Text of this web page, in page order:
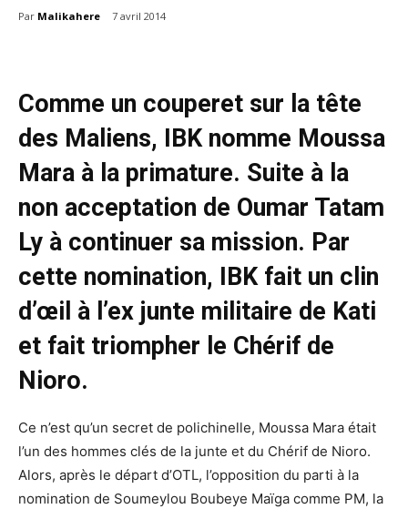
Par Malikahere 7 avril 2014
Comme un couperet sur la tête
des Maliens, IBK nomme Moussa
Mara à la primature. Suite à la
non acceptation de Oumar Tatam
Ly à continuer sa mission. Par
cette nomination, IBK fait un clin
d’œil à l’ex junte militaire de Kati
et fait triompher le Chérif de
Nioro.
Ce n’est qu’un secret de polichinelle, Moussa Mara était
l’un des hommes clés de la junte et du Chérif de Nioro.
Alors, après le départ d’OTL, l’opposition du parti à la
nomination de Soumeylou Boubeye Maïga comme PM, la